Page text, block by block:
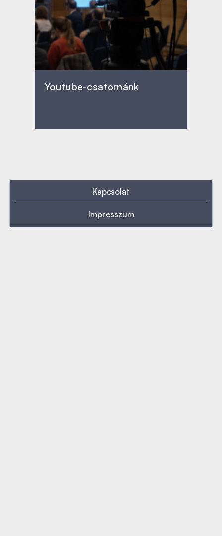
Youtube-csatornánk
Kapcsolat
Impresszum